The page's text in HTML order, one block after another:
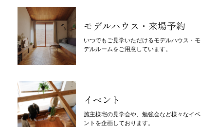
モデルハウス・来場予約
いつでもご見学いただけるモデルハウス・モ
デルルームをご用意しています。
イベント
施主様宅の見学会や、勉強会など様々なイベ
ントを企画しております。